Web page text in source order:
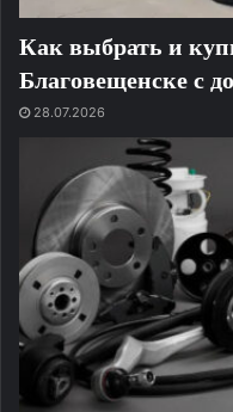
Как выбрать и
Благовещенске с
28.07.2026